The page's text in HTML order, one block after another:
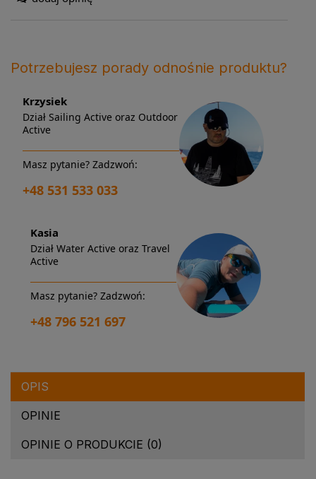
Potrzebujesz porady odnośnie produktu?
Krzysiek
Dział Sailing Active oraz Outdoor
Active
Masz pytanie? Zadzwoń:
+48 531 533 033
Kasia
Dział Water Active oraz Travel
Active
Masz pytanie? Zadzwoń:
+48 796 521 697
OPIS
OPINIE
OPINIE O PRODUKCIE (0)